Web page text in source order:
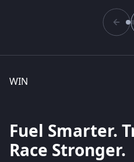
WIN
Fuel Smarter.
Race Stronger.